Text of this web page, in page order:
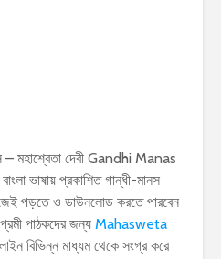
মহাশ্বেতা দেবী Gandhi Manas
ভাষায় প্রকাশিত গান্ধী-মানস
পড়তে ও ডাউনলোড করতে পারবেন
পাঠকদের জন্য Mahasweta
বিভিন্ন মাধ্যম থেকে সংগ্র করে